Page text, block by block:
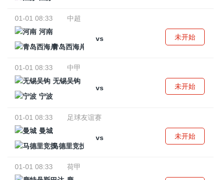
01-01 08:33
中超
河南
vs
青岛西海岸
未开始
01-01 08:33
中甲
无锡吴钩
vs
宁波
未开始
01-01 08:33
足球友谊赛
曼城
vs
马德里竞技
未开始
01-01 08:33
荷甲